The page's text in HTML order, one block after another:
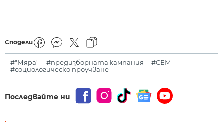
Сподели
#"Мяра" #предизборната кампания
#СЕМ
#социологическо проучване
Последвайте ни